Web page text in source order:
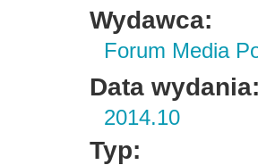
Wydawca:
Forum Media
Data
2014.10
Typ: